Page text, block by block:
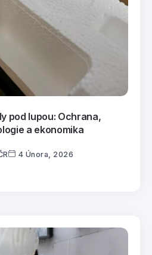
pod lupou: Ochrana,
a ekonomika
4 Února, 2026